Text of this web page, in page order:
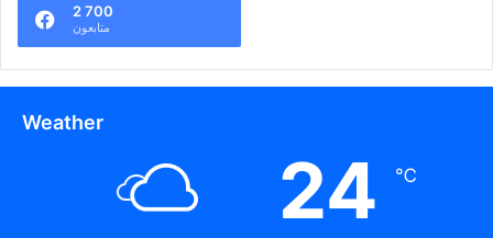
2 700
متابعون
Weather
24 ℃